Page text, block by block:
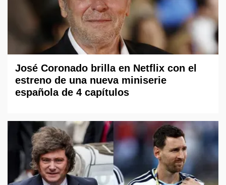
José Coronado brilla en Netflix con el
estreno de una nueva miniserie
española de 4 capítulos